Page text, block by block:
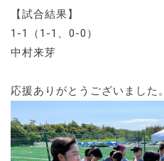
【試合結果】
1-1（1-1、0-0）
中村来芽
応援ありがとうございました。